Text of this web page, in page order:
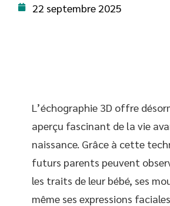
22 septembre 2025
L’échographie 3D offre
aperçu fascinant de la vie
naissance. Grâce à cette
futurs parents peuvent
les traits de leur bébé, ses
même ses expressions